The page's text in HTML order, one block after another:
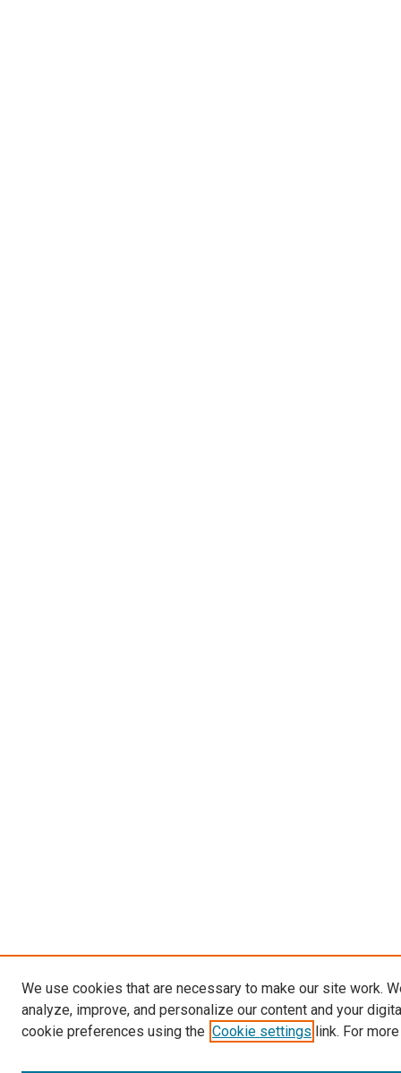
We use cookies that are necessary to make our site work.
analyze, improve, and personalize our content and your
cookie preferences using the Cookie settings link. For